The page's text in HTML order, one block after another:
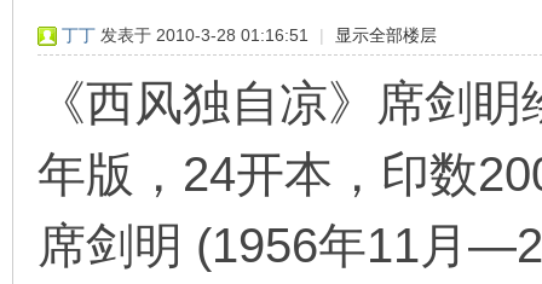
丁丁 发表于 2010-3-28 01:16:51 | 显示全部楼层
《西风独自凉》席剑
年版，24开本，印数
席剑明 (1956年11月